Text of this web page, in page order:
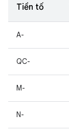
Tiền tố
A-
QC-
M-
N-